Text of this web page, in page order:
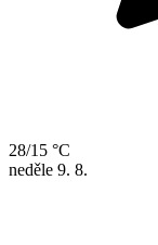
28/15 °C
neděle 9. 8.